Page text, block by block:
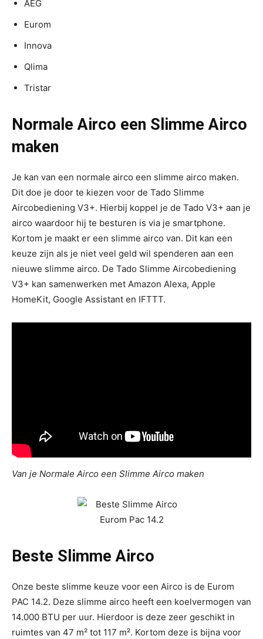
AEG
Eurom
Innova
Qlima
Tristar
Normale Airco een Slimme Airco
maken
Je kan van een normale airco een slimme airco maken.
Dit doe je door te kiezen voor de Tado Slimme
Aircobediening V3+. Hierbij koppel je de Tado V3+ aan je
airco waardoor hij te besturen is via je smartphone.
Kortom je maakt er een slimme airco van. Dit kan een
keuze zijn als je niet veel geld wil spenderen aan een
nieuwe slimme airco. De Tado Slimme Aircobediening
V3+ kan samenwerken met Amazon Alexa, Apple
HomeKit, Google Assistant en IFTTT.
Van je Normale Airco een Slimme Airco maken
Beste Slimme Airco
Onze beste slimme keuze voor een Airco is de Eurom
PAC 14.2. Deze slimme airco heeft een koelvermogen van
14.000 BTU per uur. Hierdoor is deze zeer geschikt in
ruimtes van 47 m² tot 117 m². Kortom deze is bijna voor